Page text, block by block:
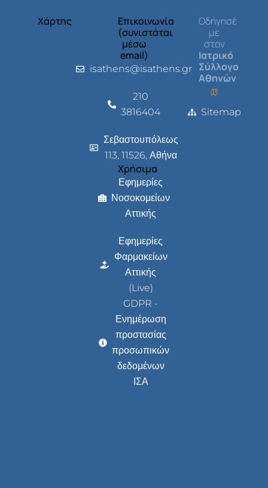
Χάρτης
Επικοινωνία
(συνιστάται
μέσω
email)
isathens@isathens.gr
210
3816404
Σεβαστουπόλεως
113, 11526, Αθήνα
Χρήσιμα
Εφημερίες
Νοσοκομείων
Αττικής
Εφημερίες
Φαρμακείων
Αττικής
(Live)
GDPR -
Ενημέρωση
προστασίας
προσωπικών
δεδομένων
ΙΣΑ
Οδήγησέ
με
στον
Ιατρικό
Σύλλογο
Αθηνών
Sitemap